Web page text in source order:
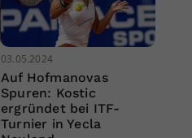
03.05.2024
Auf Hofmanovas
Spuren: Kostic
ergründet bei ITF-
Turnier in Yecla